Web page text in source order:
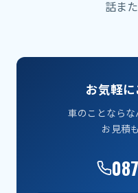
話ま
お気軽
車のことならな
お見積